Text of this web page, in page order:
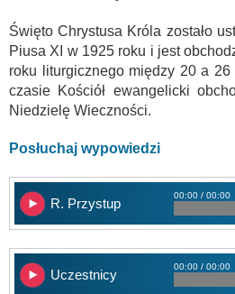
Święto Chrystusa Króla zostało
Piusa XI w 1925 roku i jest
roku liturgicznego między 20 a
czasie Kościół ewangelicki
Niedzielę Wieczności.
Posłuchaj wypowiedzi
R. Przystup
00:00 / 00:00
Uczestnicy
00:00 / 00:00